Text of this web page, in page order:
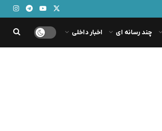
چند رسانه ای اخبار داخلی